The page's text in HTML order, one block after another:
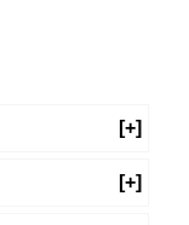
[+]
[+]